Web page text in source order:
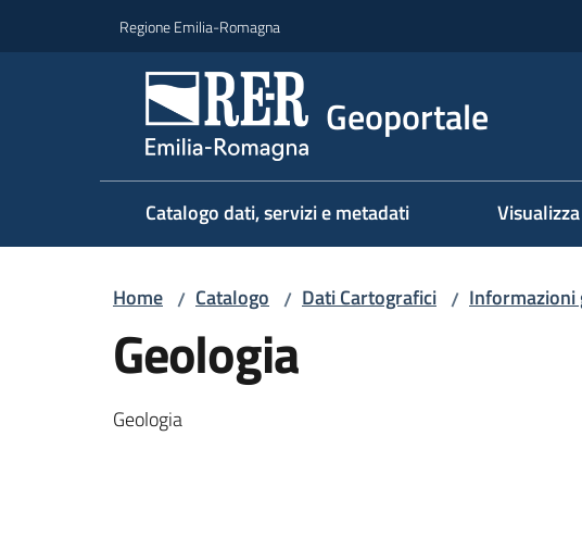
Regione Emilia-Romagna
Geoportale
Catalogo dati, servizi e metadati
Home / Catalogo / Dati Cartografici / Informazioni
Geologia
Geologia